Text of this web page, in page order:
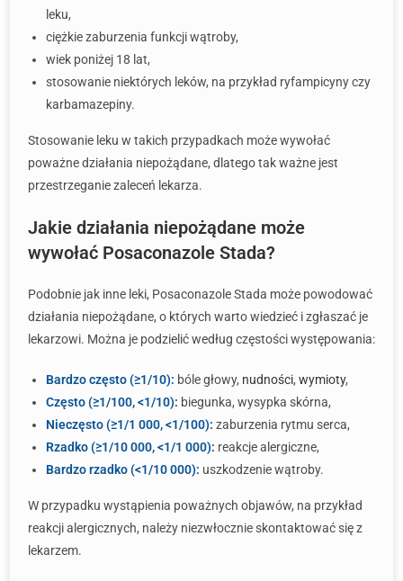
leku,
ciężkie zaburzenia funkcji wątroby,
wiek poniżej 18 lat,
stosowanie niektórych leków, na przykład ryfampicyny czy
karbamazepiny.
Stosowanie leku w takich przypadkach może wywołać
poważne działania niepożądane, dlatego tak ważne jest
przestrzeganie zaleceń lekarza.
Jakie działania niepożądane może
wywołać Posaconazole Stada?
Podobnie jak inne leki, Posaconazole Stada może powodować
działania niepożądane, o których warto wiedzieć i zgłaszać je
lekarzowi. Można je podzielić według częstości występowania:
Bardzo często (≥1/10): bóle głowy, nudności, wymioty,
Często (≥1/100, <1/10): biegunka, wysypka skórna,
Nieczęsto (≥1/1 000, <1/100): zaburzenia rytmu serca,
Rzadko (≥1/10 000, <1/1 000): reakcje alergiczne,
Bardzo rzadko (<1/10 000): uszkodzenie wątroby.
W przypadku wystąpienia poważnych objawów, na przykład
reakcji alergicznych, należy niezwłocznie skontaktować się z
lekarzem.